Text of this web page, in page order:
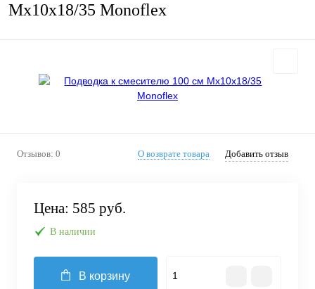
Мх10х18/35 Monoflex
Отзывов: 0 О возврате товара Добавить отзыв
Цена: 585 руб.
В наличии
В корзину